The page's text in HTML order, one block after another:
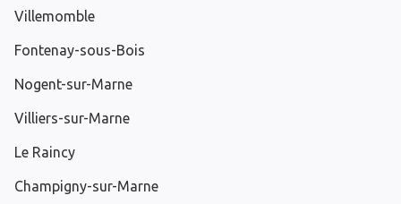
Villemomble
Fontenay-sous-Bois
Nogent-sur-Marne
Villiers-sur-Marne
Le Raincy
Champigny-sur-Marne